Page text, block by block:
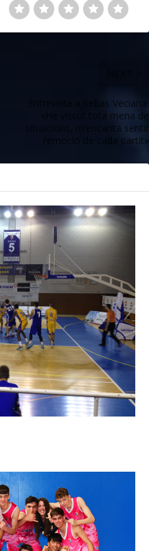
Entrevista a Sebas Veciana:
«He viscut tota mena de
situacions, m’encanta sentir
l’emoció de cada partit»